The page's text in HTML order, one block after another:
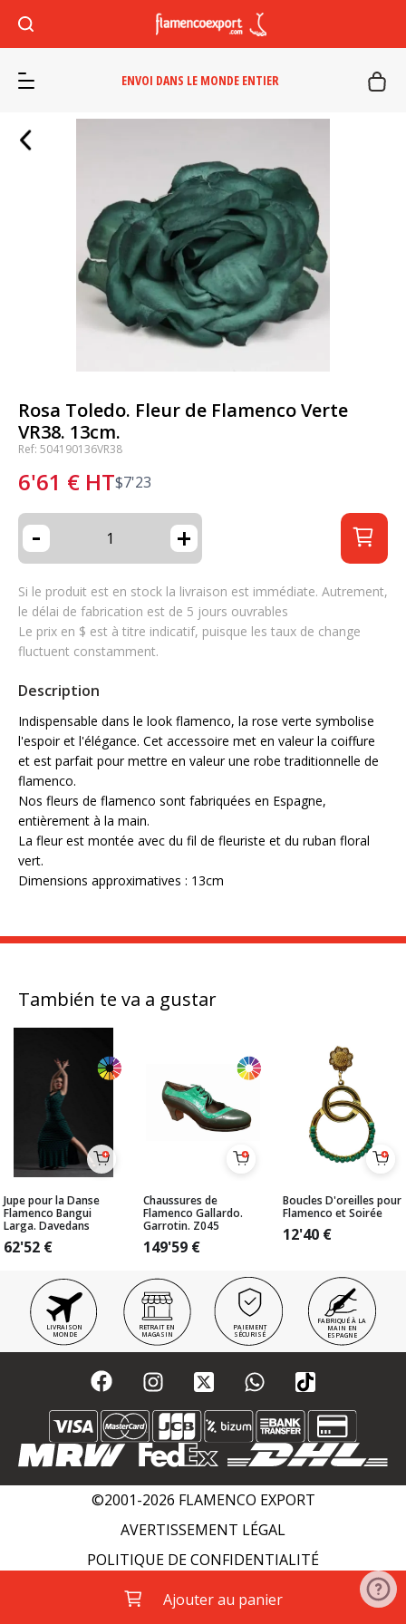
ENVOI DANS LE MONDE ENTIER
Rosa Toledo. Fleur de Flamenco Verte
VR38. 13cm.
Ref: 504190136VR38
6'61 € HT$7'23
- +
Si le produit est en stock la livraison est immédiate. Autrement,
le délai de fabrication est de 5 jours ouvrables
Le prix en $ est à titre indicatif, puisque les taux de change
fluctuent constamment.
Description
Indispensable dans le look flamenco, la rose verte symbolise
l'espoir et l'élégance. Cet accessoire met en valeur la coiffure
et est parfait pour mettre en valeur une robe traditionnelle de
flamenco.
Nos fleurs de flamenco sont fabriquées en Espagne,
entièrement à la main.
La fleur est montée avec du fil de fleuriste et du ruban floral
vert.
Dimensions approximatives : 13cm
Ajouter au panier
También te va a gustar
Jupe pour la Danse
Flamenco Bangui
Larga. Davedans
62'52 €
Chaussures de
Flamenco Gallardo.
Garrotin. Z045
149'59 €
Boucles D'oreilles pour
Flamenco et Soirée
12'40 €
LIVRAISON
MONDE
RETRAIT EN
MAGASIN
PAIEMENT
SÉCURISÉ
FABRIQUÉ À LA
MAIN EN
ESPAGNE
©2001-2026 FLAMENCO EXPORT
AVERTISSEMENT LÉGAL
POLITIQUE DE CONFIDENTIALITÉ
POLITIQUE DE COOKIES
WIKI FLAMENCO